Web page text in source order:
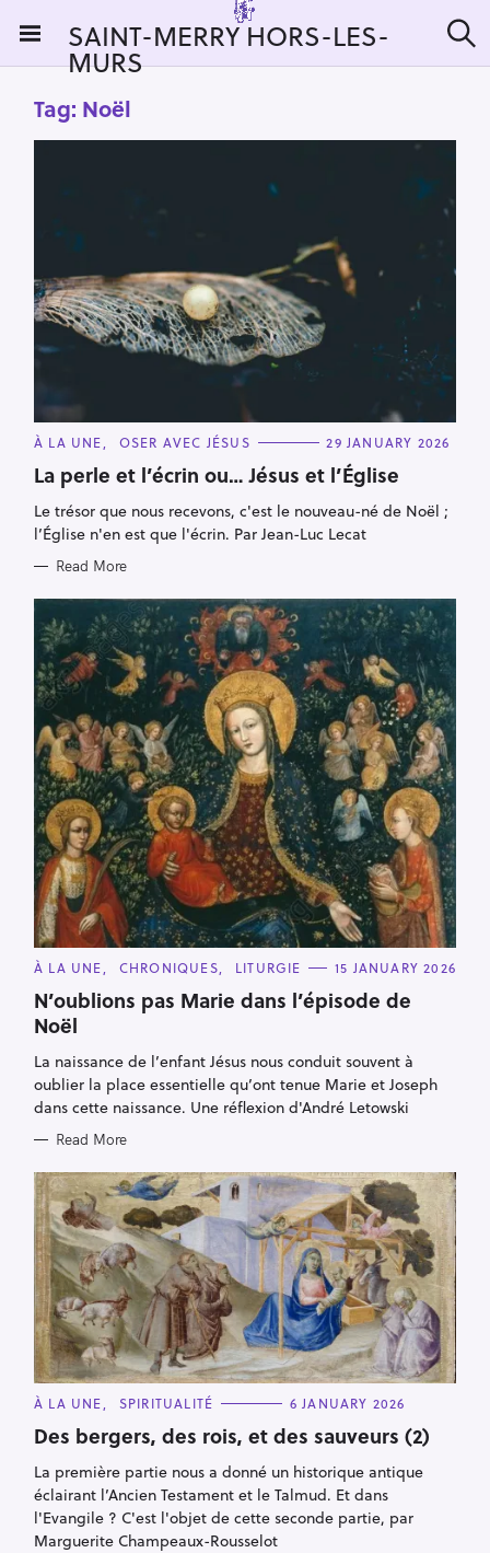
i
SAINT-MERRY HORS-LES-
MURS e
Tag: Noël
C
T
E
O
R
I
S
À LA UNE OSER AVEC JÉSUS 29 JANUARY 2026
La perle et l’écrin ou… Jésus et l’Église
Le trésor que nous recevons, c'est le nouveau-né de Noël ;
l’Église n'en est que l'écrin. Par Jean-Luc Lecat
Read More
C
T
E
G
O
R
I
E
S
À LA UNE CHRONIQUES LITURGIE 15 JANUARY 2026
N’oublions pas Marie dans l’épisode de
Noël
La naissance de l’enfant Jésus nous conduit souvent à
oublier la place essentielle qu’ont tenue Marie et Joseph
dans cette naissance. Une réflexion d'André Letowski
Read More
C
T
E
O
R
I
E
S
À LA UNE SPIRITUALITÉ 6 JANUARY 2026
Des bergers, des rois, et des sauveurs (2)
La première partie nous a donné un historique antique
éclairant l’Ancien Testament et le Talmud. Et dans
l'Evangile ? C'est l'objet de cette seconde partie, par
Marguerite Champeaux-Rousselot